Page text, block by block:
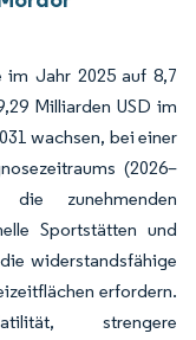
im Jahr 2025 auf 8,7
Milliarden USD im
wachsen, bei einer
(2026–
zunehmenden
Sportstätten und
widerstandsfähige
erfordern.
strengere